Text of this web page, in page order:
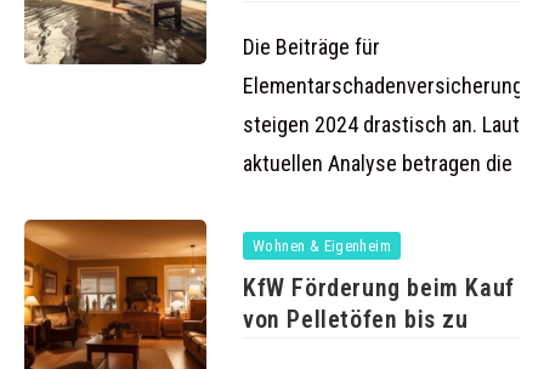
2024
Die Beiträge für
Elementarschadenversicherungen
steigen 2024 drastisch an. Laut
aktuellen Analyse betragen die
Wohnen & Eigenheim
KfW Förderung beim Kauf
von Pelletöfen bis zu